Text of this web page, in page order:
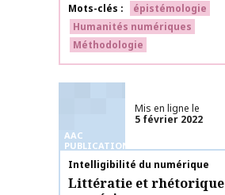
Mots-clés
épistémologie
Humanités numériques
Méthodologie
AAC
PUBLICATIONS
Mis en ligne le
5 février 2022
Nom de la publication
Intelligibilité du numérique
Littératie et rhétorique